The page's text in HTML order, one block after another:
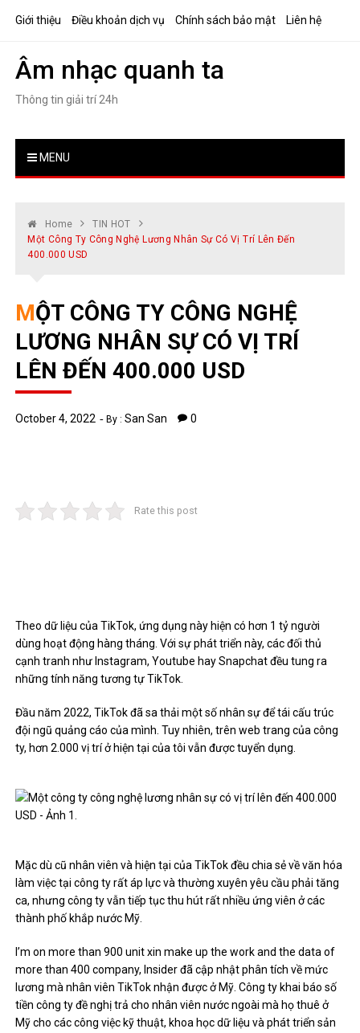
Giới thiệu Điều khoản dịch vụ Chính sách bảo mật Liên hệ
Âm nhạc quanh ta
Thông tin giải trí 24h
MENU
Home
TIN HOT
Một Công Ty Công Nghệ Lương Nhân Sự Có Vị Trí Lên Đến
400.000 USD
MỘT CÔNG TY CÔNG NGHỆ
LƯƠNG NHÂN SỰ CÓ VỊ TRÍ
LÊN ĐẾN 400.000 USD
October 4, 2022 By :San San 0
Rate this post
Theo dữ liệu của TikTok, ứng dụng này hiện có hơn 1 tỷ người
dùng hoạt động hàng tháng. Với sự phát triển này, các đối thủ
cạnh tranh như Instagram, Youtube hay Snapchat đều tung ra
những tính năng tương tự TikTok.
Đầu năm 2022, TikTok đã sa thải một số nhân sự để tái cấu trúc
đội ngũ quảng cáo của mình. Tuy nhiên, trên web trang của công
ty, hơn 2.000 vị trí ở hiện tại của tôi vẫn được tuyển dụng.
Mặc dù cũ nhân viên và hiện tại của TikTok đều chia sẻ về văn hóa
làm việc tại công ty rất áp lực và thường xuyên yêu cầu phải tăng
ca, nhưng công ty vẫn tiếp tục thu hút rất nhiều ứng viên ở các
thành phố khắp nước Mỹ.
I’m on more than 900 unit xin make up the work and the data of
more than 400 company, Insider đã cập nhật phân tích về mức
lương mà nhân viên TikTok nhận được ở Mỹ. Công ty khai báo số
tiền công ty đề nghị trả cho nhân viên nước ngoài mà họ thuê ở
Mỹ cho các công việc kỹ thuật, khoa học dữ liệu và phát triển sản